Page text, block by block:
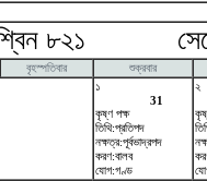
৮২১
বৃহস্পতিবার
শুক্রবার
১
31
কৃষ্ণ পক্ষ
তিথি:প্রতিপদ
নক্ষত্র:পূর্বভাদ্রপদ
করণ:বালব
যোগ:গণ্ড
২